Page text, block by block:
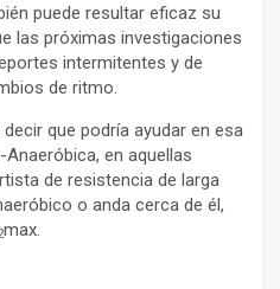
puede resultar eficaz su
las próximas investigaciones
intermitentes y de
de ritmo.
que podría ayudar en esa
en aquellas
de resistencia de larga
o anda cerca de él,
max.